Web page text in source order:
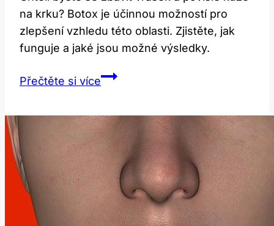
na krku? Botox je účinnou možností pro
zlepšení vzhledu této oblasti. Zjistěte, jak
funguje a jaké jsou možné výsledky.
Přečtěte si víceBotox
Jak
se
zbavit
vrásek
povislé